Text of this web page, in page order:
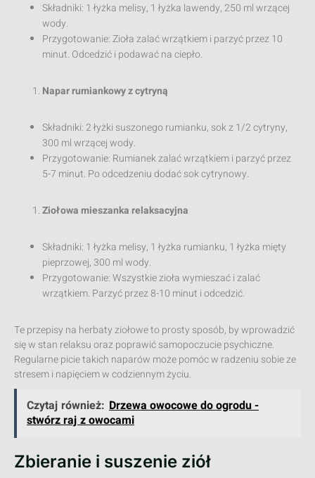
Składniki: 1 łyżka melisy, 1 łyżka lawendy, 250 ml wrzącej
wody.
Przygotowanie: Zioła zalać wrzątkiem i parzyć przez 10
minut. Odcedzić i podawać na ciepło.
Napar rumiankowy z cytryną
Składniki: 2 łyżki suszonego rumianku, sok z 1/2 cytryny,
300 ml wrzącej wody.
Przygotowanie: Rumianek zalać wrzątkiem i parzyć przez
5-7 minut. Po odcedzeniu dodać sok cytrynowy.
Ziołowa mieszanka relaksacyjna
Składniki: 1 łyżka melisy, 1 łyżka rumianku, 1 łyżka mięty
pieprzowej, 300 ml wody.
Przygotowanie: Wszystkie zioła wymieszać i zalać
wrzątkiem. Parzyć przez 8-10 minut i odcedzić.
Te przepisy na herbaty ziołowe to prosty sposób, by wprowadzić
się w stan relaksu oraz poprawić samopoczucie psychiczne.
Regularne picie takich naparów może pomóc w radzeniu sobie ze
stresem i napięciem w codziennym życiu.
Czytaj również: Drzewa owocowe do ogrodu -
stwórz raj z owocami
Zbieranie i suszenie ziół